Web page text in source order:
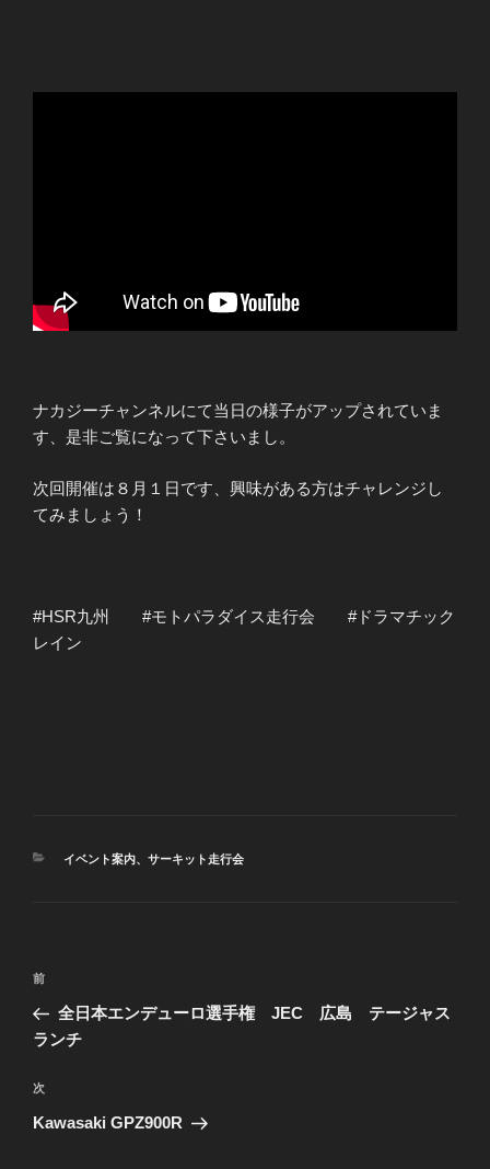
ナカジーチャンネルにて当日の様子がアップされていま
す、是非ご覧になって下さいまし。
次回開催は８月１日です、興味がある方はチャレンジし
てみましょう！
#HSR九州 #モトパラダイス走行会 #ドラマチック
レイン
カ
イベント案内、 サーキット走行会
投
ナ
ゲ
ー
前
の
投
前
全日本エンデューロ選手権 JEC 広島 テージャス
ランチ
次
の
次
Kawasaki GPZ900R